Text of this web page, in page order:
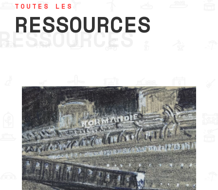
TOUTES LES
RESSOURCES